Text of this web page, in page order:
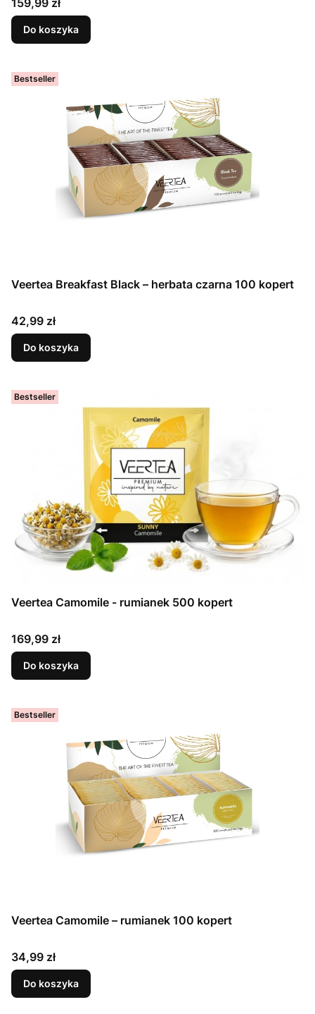
159,99 zł
Do koszyka
Bestseller
Veertea Breakfast Black – herbata czarna 100 kopert
Cena
42,99 zł
Do koszyka
Bestseller
Veertea Camomile - rumianek 500 kopert
Cena
169,99 zł
Do koszyka
Bestseller
Veertea Camomile – rumianek 100 kopert
Cena
34,99 zł
Do koszyka